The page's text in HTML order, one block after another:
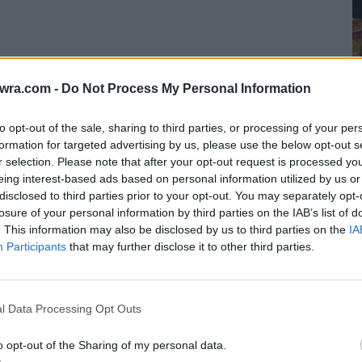
- Do Not Process My Personal Information
opt-out of the sale, sharing to third parties, or processing of your
for targeted advertising by us, please use the below opt-out
selection. Please note that after your opt-out request is processed
interest-based ads based on personal information utilized by us
to third parties prior to your opt-out. You may separately
of your personal information by third parties on the IAB’s list of
This information may also be disclosed by us to third parties on the
Participants that may further disclose it to other third parties.
Data Processing Opt Outs
opt-out of the Sharing of my personal data.
έχει κλείσει τα 27 της χρόνια. Όσο
πατέρα της, άλλωστε, δεν είναι λίγοι οι
Η ίδια σπούδασε υποκριτική και μας